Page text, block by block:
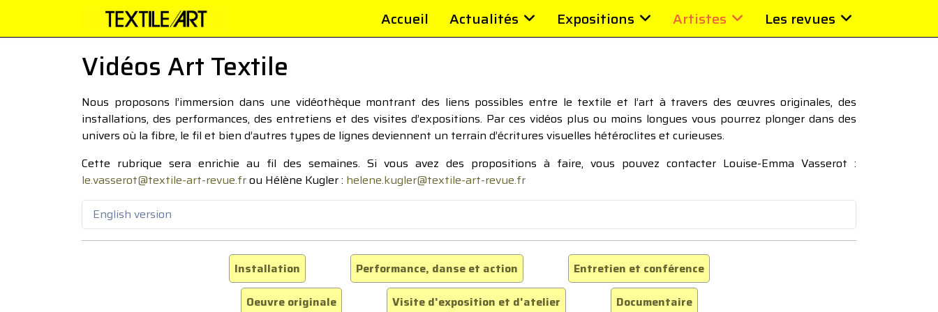
Accueil Actualités Expositions Artistes Les revues
Vidéos Art Textile
Nous proposons l’immersion dans une vidéothèque montrant des liens possibles entre le textile et l’art à travers des œuvres originales, des
installations, des performances, des entretiens et des visites d’expositions. Par ces vidéos plus ou moins longues vous pourrez plonger dans des
univers où la fibre, le fil et bien d’autres types de lignes deviennent un terrain d’écritures visuelles hétéroclites et curieuses.
Cette rubrique sera enrichie au fil des semaines. Si vous avez des propositions à faire, vous pouvez contacter Louise-Emma Vasserot :
le.vasserot@textile-art-revue.frou Hélène Kugler : helene.kugler@textile-art-revue.fr
English version
Installation Performance, danse et action
Entretien et conférence
Oeuvre originale
Visite d'exposition et d'atelier Documentaire